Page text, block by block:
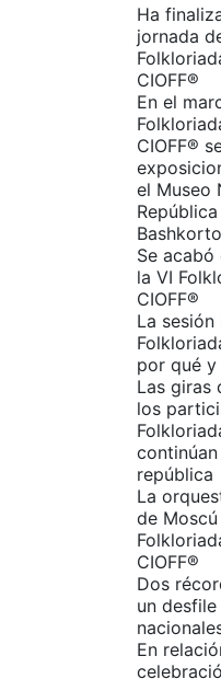
Ha
jornada
CIOFF®️
En el
CIOFF®️
el Museo
Se
la VI
CIOFF®️
La
por qué
Las giras
los
república
La
de
CIOFF®️
Dos
un
En